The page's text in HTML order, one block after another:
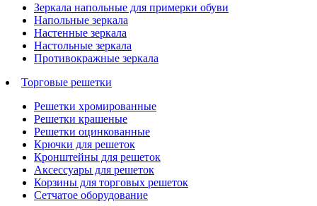
Зеркала напольные для примерки обуви
Напольные зеркала
Настенные зеркала
Настольные зеркала
Противокражные зеркала
Торговые решетки
Решетки хромированные
Решетки крашеные
Решетки оцинкованные
Крючки для решеток
Кронштейны для решеток
Аксессуары для решеток
Корзины для торговых решеток
Сетчатое оборудование